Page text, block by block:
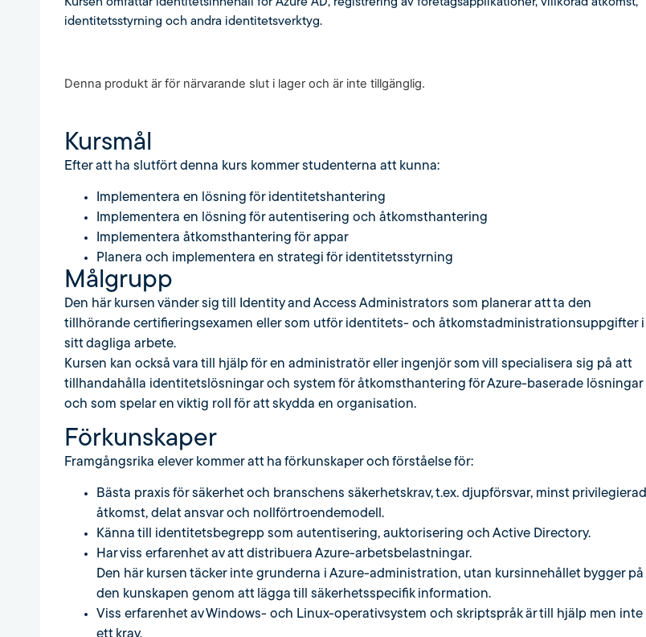
identitetsstyrning och andra identitetsverktyg.
Denna produkt är för närvarande slut i lager och är inte tillgänglig.
Kursmål
Efter att ha slutfört denna kurs kommer studenterna att kunna:
Implementera en lösning för identitetshantering
Implementera en lösning för autentisering och åtkomsthantering
Implementera åtkomsthantering för appar
Planera och implementera en strategi för identitetsstyrning
Målgrupp
Den här kursen vänder sig till Identity and Access Administrators som planerar att ta den
tillhörande certifieringsexamen eller som utför identitets- och åtkomstadministrationsuppgifter i
sitt dagliga arbete.
Kursen kan också vara till hjälp för en administratör eller ingenjör som vill specialisera sig på att
tillhandahålla identitetslösningar och system för åtkomsthantering för Azure-baserade lösningar
och som spelar en viktig roll för att skydda en organisation.
Förkunskaper
Framgångsrika elever kommer att ha förkunskaper och förståelse för:
Bästa praxis för säkerhet och branschens säkerhetskrav, t.ex. djupförsvar, minst privilegierad
åtkomst, delat ansvar och nollförtroendemodell.
Känna till identitetsbegrepp som autentisering, auktorisering och Active Directory.
Har viss erfarenhet av att distribuera Azure-arbetsbelastningar.
Den här kursen täcker inte grunderna i Azure-administration, utan kursinnehållet bygger på
den kunskapen genom att lägga till säkerhetsspecifik information.
Viss erfarenhet av Windows- och Linux-operativsystem och skriptspråk är till hjälp men inte
ett krav.